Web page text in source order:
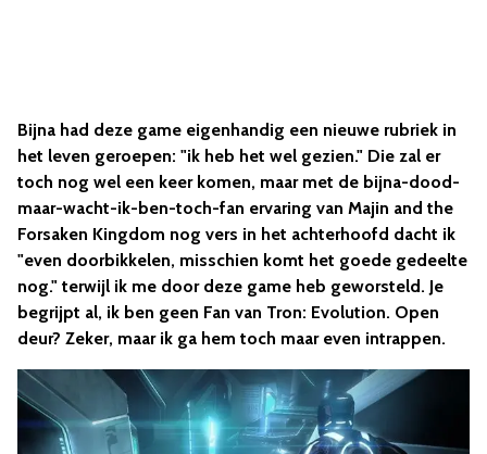
Bijna had deze game eigenhandig een nieuwe rubriek in
het leven geroepen: "ik heb het wel gezien." Die zal er
toch nog wel een keer komen, maar met de bijna-dood-
maar-wacht-ik-ben-toch-fan ervaring van Majin and the
Forsaken Kingdom nog vers in het achterhoofd dacht ik
"even doorbikkelen, misschien komt het goede gedeelte
nog." terwijl ik me door deze game heb geworsteld. Je
begrijpt al, ik ben geen Fan van Tron: Evolution. Open
deur? Zeker, maar ik ga hem toch maar even intrappen.